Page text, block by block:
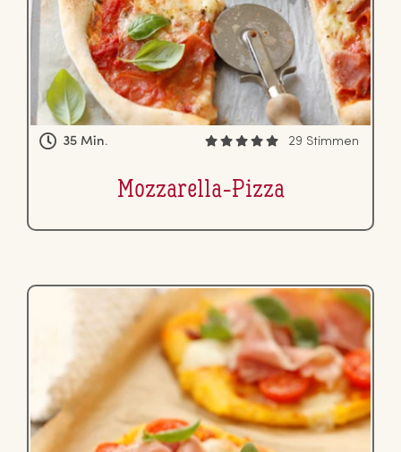
35 Min. 29 Stimmen
Moz­za­rel­la-Pizza